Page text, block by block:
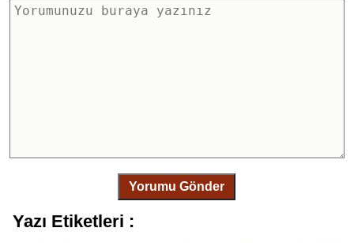
Yorumu Gönder
Yazı Etiketleri :